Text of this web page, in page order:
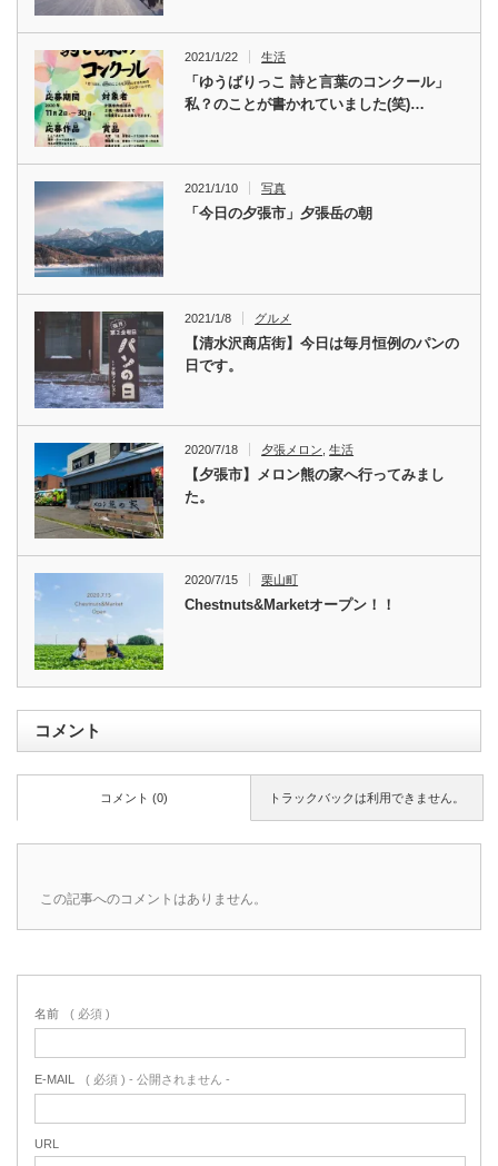
2021/1/22 生活
「ゆうばりっこ 詩と言葉のコンクール」
私？のことが書かれていました(笑)…
2021/1/10 写真
「今日の夕張市」夕張岳の朝
2021/1/8 グルメ
【清水沢商店街】今日は毎月恒例のパンの
日です。
2020/7/18 夕張メロン ,生活
【夕張市】メロン熊の家へ行ってみまし
た。
2020/7/15 栗山町
Chestnuts&Marketオープン！！
コメント
トラックバックは利用できません。
コメント (0)
この記事へのコメントはありません。
名前 ( 必須 )
E-MAIL ( 必須 ) - 公開されません -
URL